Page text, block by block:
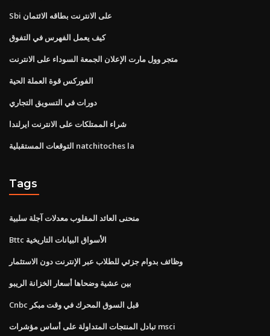
Sbi على الانترنت بطاقه الائتمان
كيف يعمل الفهرس في التفوق
متجر وول مارت الإعلان الجمعة السوداء على الانترنت
الفوركس قوة العملة الحية
دورات في التسويق التجاري
شراء الممتلكات على الانترنت ايرلندا
التوقعات المستقبلية natchitoches la
Tags
منحنى العائد المقلوب معدلات آجلة سلبية
Bttc الأسواق البيانات التاريخية
وظائف بدوام جزئي للطلاب عبر الإنترنت دون الاستثمار
بين عشية وضحاها أسعار الخزانة الريبو
Cnbc قبل السوق المحرك في وقت مبكر
تبادل المنتجات المتداولة على أساس مؤشرات msci